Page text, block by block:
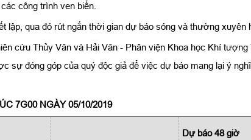
công trình ven biển.
qua đó rút ngắn thời gian dự báo sóng và thường xuyên
cứu Thủy Văn và Hải Văn - Phân viện Khoa học Khí
sự đóng góp của quý độc giả để việc dự báo mang lại ý
7G00 NGÀY 05/10/2019
Dự báo 48 giờ